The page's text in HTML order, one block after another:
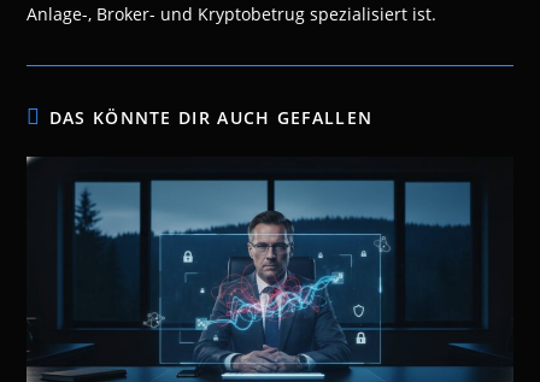
Anlage-, Broker- und Kryptobetrug spezialisiert ist.
DAS KÖNNTE DIR AUCH GEFALLEN